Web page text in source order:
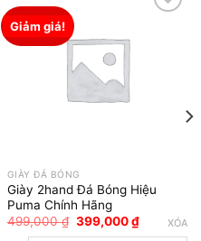
Giảm giá!
Add to wishlist
GIÀY ĐÁ BÓNG
Giày 2hand Đá Bóng Hiệu
Puma Chính Hãng
499,000₫ Giá
399,000₫Giá
hiện
XÓA